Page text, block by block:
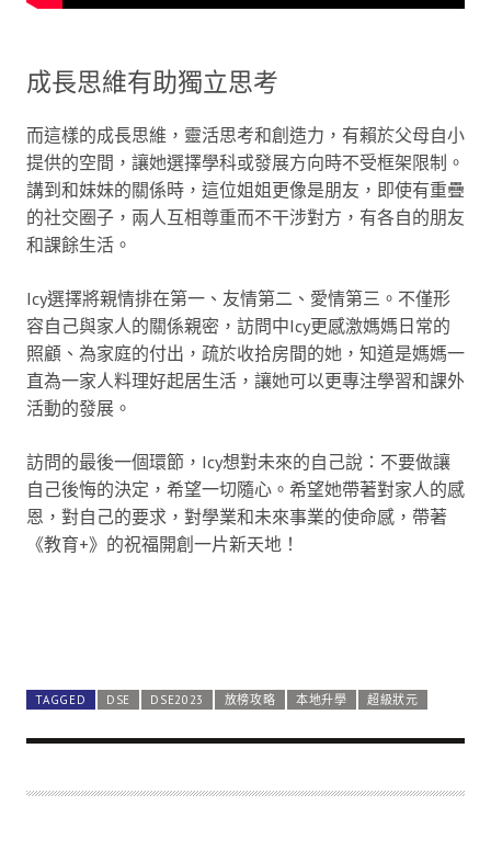
成長思維有助獨立思考
而這樣的成長思維，靈活思考和創造力，有賴於父母自小
提供的空間，讓她選擇學科或發展方向時不受框架限制。
講到和妹妹的關係時，這位姐姐更像是朋友，即使有重疊
的社交圈子，兩人互相尊重而不干涉對方，有各自的朋友
和課餘生活。
Icy選擇將親情排在第一、友情第二、愛情第三。不僅形
容自己與家人的關係親密，訪問中Icy更感激媽媽日常的
照顧、為家庭的付出，疏於收拾房間的她，知道是媽媽一
直為一家人料理好起居生活，讓她可以更專注學習和課外
活動的發展。
訪問的最後一個環節，Icy想對未來的自己說：不要做讓
自己後悔的決定，希望一切隨心。希望她帶著對家人的感
恩，對自己的要求，對學業和未來事業的使命感，帶著
《教育+》的祝福開創一片新天地！
TAGGED DSE DSE2023 放榜攻略 本地升學 超級狀元